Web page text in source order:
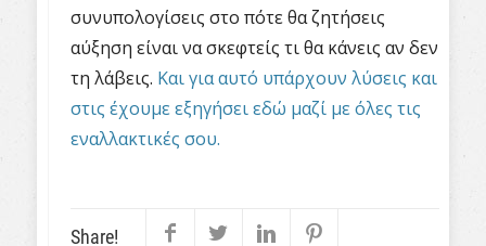
συνυπολογίσεις στο πότε θα ζητήσεις
αύξηση είναι να σκεφτείς τι θα κάνεις αν δεν
τη λάβεις. Και για αυτό υπάρχουν λύσεις και
στις έχουμε εξηγήσει εδώ μαζί με όλες τις
εναλλακτικές σου.
Share!